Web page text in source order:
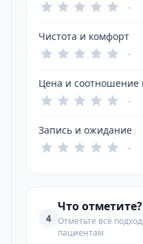
-
Чистота и комфорт
-
Цена и соотношение
-
Запись и ожидание
-
4
Что отметите?
Отметьте всё
пациентам